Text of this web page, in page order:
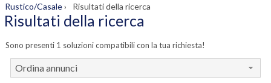
Rustico/Casale› Risultati della ricerca
Risultati della ricerca
Sono presenti 1 soluzioni compatibili con la tua richiesta!
Ordina annunci